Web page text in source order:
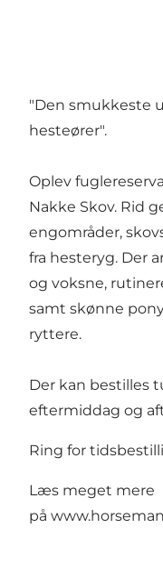
"Den smukkeste
hesteører".
Oplev
Nakke Skov. Rid
engområder,
fra hesteryg. Der
og voksne,
samt skønne
ryttere.
Der kan bestilles
eftermiddag og
Ring for
Læs meget mere
på